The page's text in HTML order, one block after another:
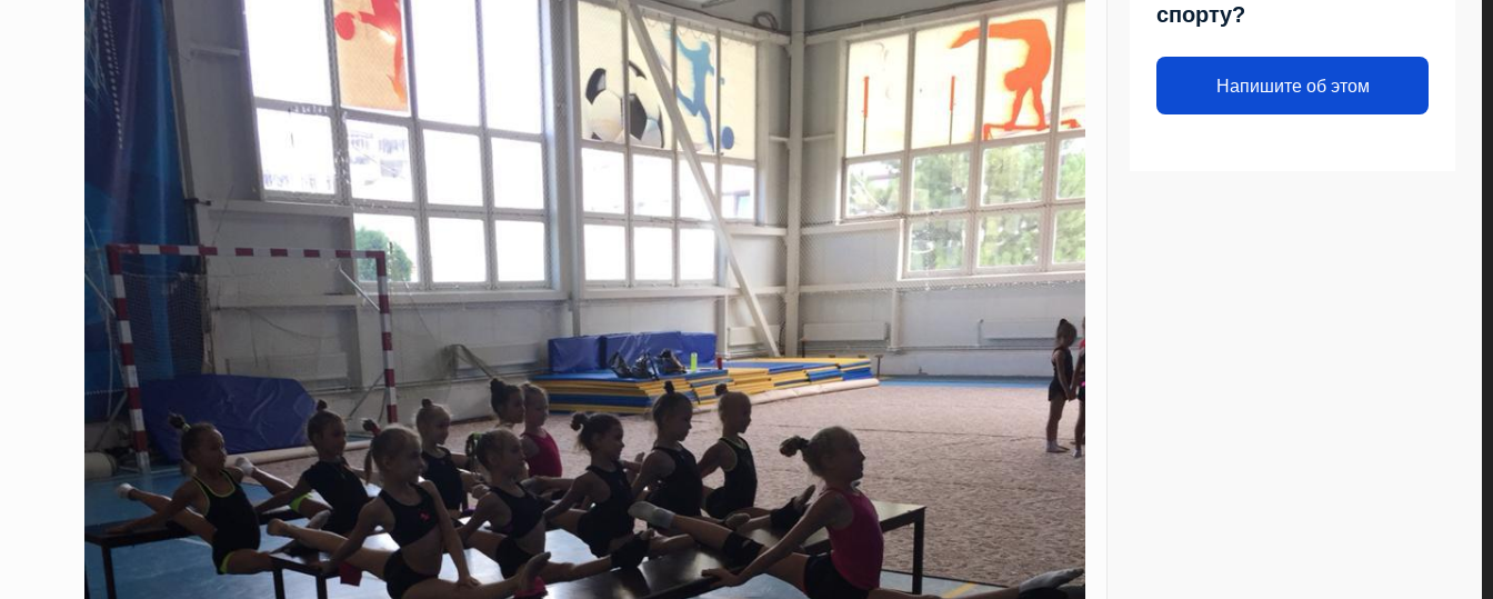
спорту?
Напишите об этом